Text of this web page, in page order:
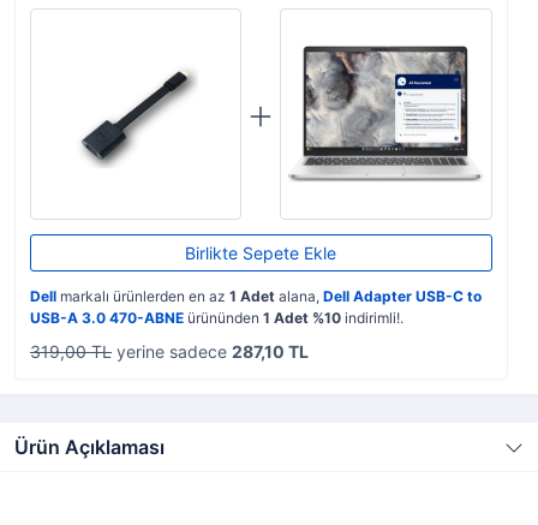
Birlikte Sepete Ekle
Dell markalı ürünlerden en az 1 Adet alana, Dell Adapter USB-C to
USB-A 3.0 470-ABNE ürününden 1 Adet %10 indirimli!.
319,00 TL yerine sadece 287,10 TL
Ürün Açıklaması